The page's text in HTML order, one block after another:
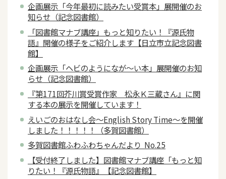
企画展示「今年最初に読みたい受賞本」展開催のお
知らせ（記念図書館）
「図書館マナブ講座」もっと知りたい！『源氏物
語』開催の様子をご紹介します【日立市立記念図書
館】
企画展示「ヘビのようになが～い本」展開催のお知
らせ（記念図書館）
『第171回芥川賞受賞作家 松永Ｋ三蔵さん』に関
する本の展示を開催しています！
えいごのおはなし会～English Story Time～を開催
しました！！！！！（多賀図書館）
多賀図書館ふわふわちゃんだより No.25
【受付終了しました】図書館マナブ講座「もっと知
りたい！『源氏物語』【記念図書館】